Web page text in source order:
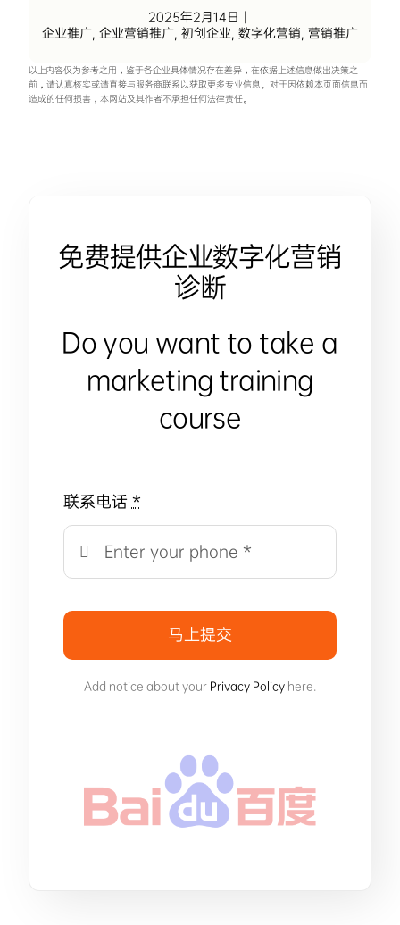
2025年2月14日
企业推广, 企业营销推广, 初创企业, 数字化营销, 营销推广
以上内容仅为参考之用，鉴于各企业具体情况存在差异，在依据上述信息做出决策之
前，请认真核实或请直接与服务商联系以获取更多专业信息。对于因依赖本页面信息而
造成的任何损害，本网站及其作者不承担任何法律责任。
免费提供企业数字化营销
诊断
Do you want to take a
marketing training
course
联系电话*
马上提交
Add notice about your Privacy Policy here.